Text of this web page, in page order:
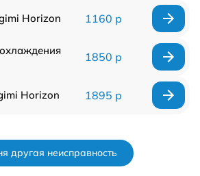
Horizon 1160 р
1850 р
Horizon 1895 р
другая неисправность